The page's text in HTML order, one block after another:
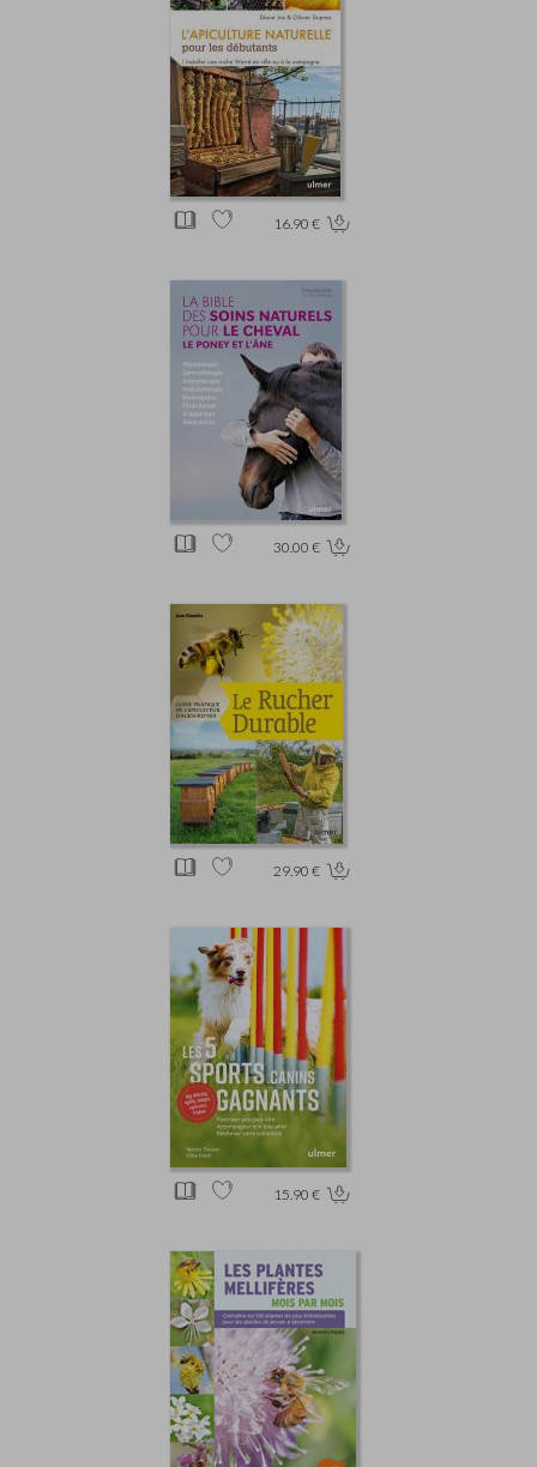
16.90 €
30.00 €
29.90 €
15.90 €